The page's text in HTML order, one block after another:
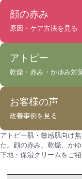
顔の赤み
原因・ケア方法を見る
アトピー
乾燥・赤み・かゆみ対
お客様の声
改善事例を見る
アトピー肌・敏感肌向け
た。顔の赤み、乾燥、か
下地・保湿クリームをご紹